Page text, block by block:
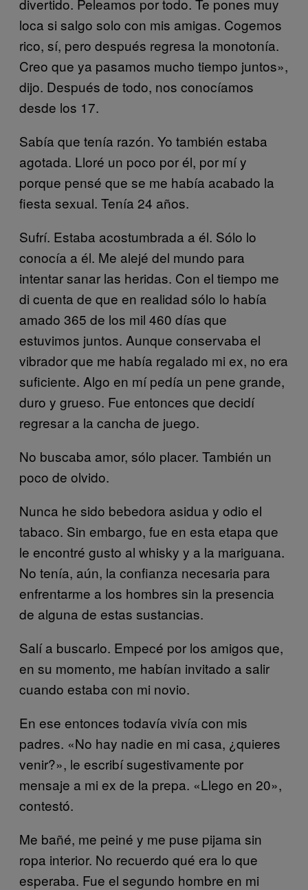
loca si salgo solo con mis amigas. Cogemos
rico, sí, pero después regresa la monotonía.
Creo que ya pasamos mucho tiempo juntos»,
dijo. Después de todo, nos conocíamos
desde los 17.
Sabía que tenía razón. Yo también estaba
agotada. Lloré un poco por él, por mí y
porque pensé que se me había acabado la
fiesta sexual. Tenía 24 años.
Sufrí. Estaba acostumbrada a él. Sólo lo
conocía a él. Me alejé del mundo para
intentar sanar las heridas. Con el tiempo me
di cuenta de que en realidad sólo lo había
amado 365 de los mil 460 días que
estuvimos juntos. Aunque conservaba el
vibrador que me había regalado mi ex, no era
suficiente. Algo en mí pedía un pene grande,
duro y grueso. Fue entonces que decidí
regresar a la cancha de juego.
No buscaba amor, sólo placer. También un
poco de olvido.
Nunca he sido bebedora asidua y odio el
tabaco. Sin embargo, fue en esta etapa que
le encontré gusto al whisky y a la mariguana.
No tenía, aún, la confianza necesaria para
enfrentarme a los hombres sin la presencia
de alguna de estas sustancias.
Salí a buscarlo. Empecé por los amigos que,
en su momento, me habían invitado a salir
cuando estaba con mi novio.
En ese entonces todavía vivía con mis
padres. «No hay nadie en mi casa, ¿quieres
venir?», le escribí sugestivamente por
mensaje a mi ex de la prepa. «Llego en 20»,
contestó.
Me bañé, me peiné y me puse pijama sin
ropa interior. No recuerdo qué era lo que
esperaba. Fue el segundo hombre en mi